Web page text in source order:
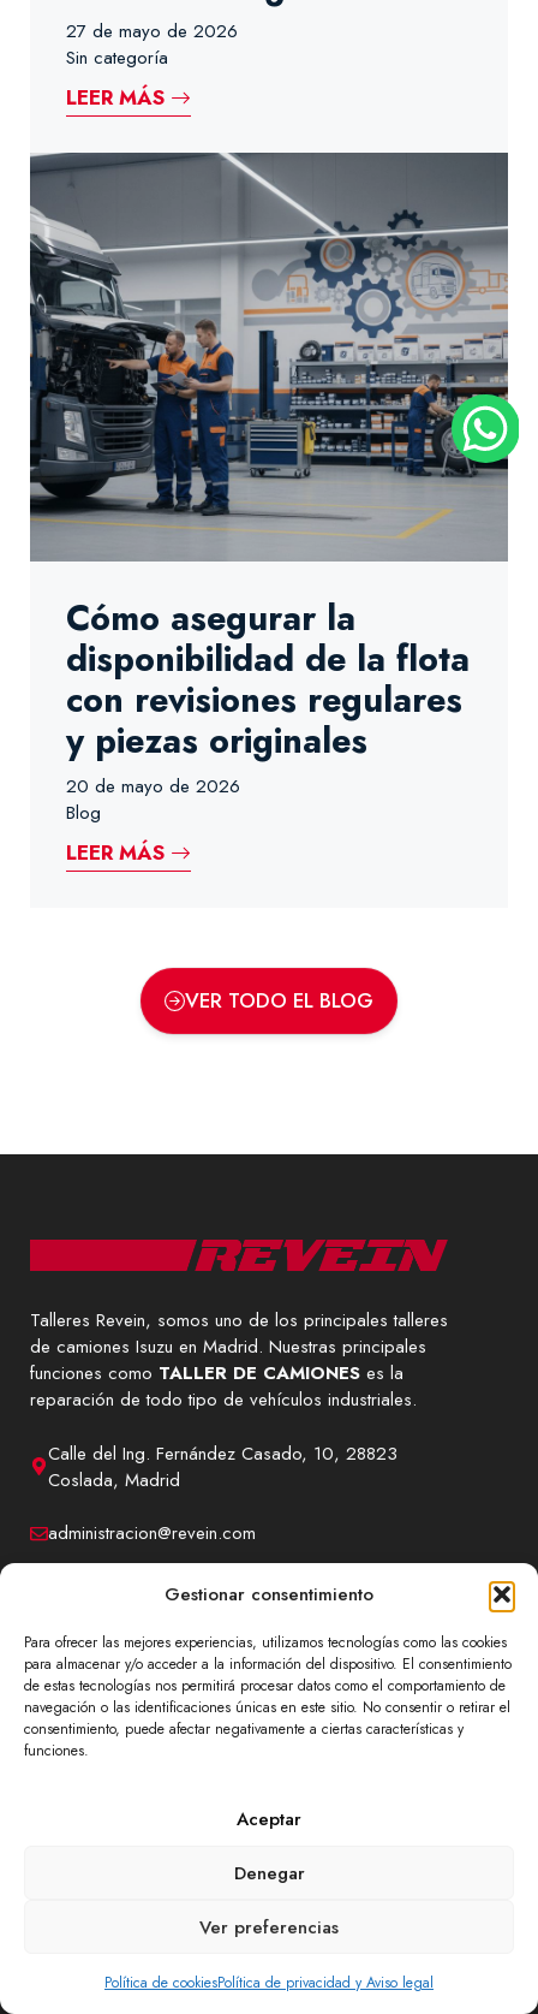
Gestionar consentimiento
Para ofrecer las mejores experiencias, utilizamos tecnologías como las cookies
para almacenar y/o acceder a la información del dispositivo. El consentimiento
de estas tecnologías nos permitirá procesar datos como el comportamiento de
navegación o las identificaciones únicas en este sitio. No consentir o retirar el
consentimiento, puede afectar negativamente a ciertas características y
funciones.
Aceptar
Denegar
Ver preferencias
Política de cookiesPolítica de privacidad y Aviso legal
27 de mayo de 2026
Sin categoría
LEER MÁS
Cómo asegurar la
disponibilidad de la flota
con revisiones regulares
y piezas originales
20 de mayo de 2026
Blog
LEER MÁS
VER TODO EL BLOG
Talleres Revein, somos uno de los principales talleres
de camiones Isuzu en Madrid. Nuestras principales
funciones como TALLER DE CAMIONES es la
reparación de todo tipo de vehículos industriales.
Calle del Ing. Fernández Casado, 10, 28823
Coslada, Madrid
administracion@revein.com
699 76 49 71
Contacto
taller de camionesmultimarca, por lo que
sin importar el modelo, nosotros estamos a tu